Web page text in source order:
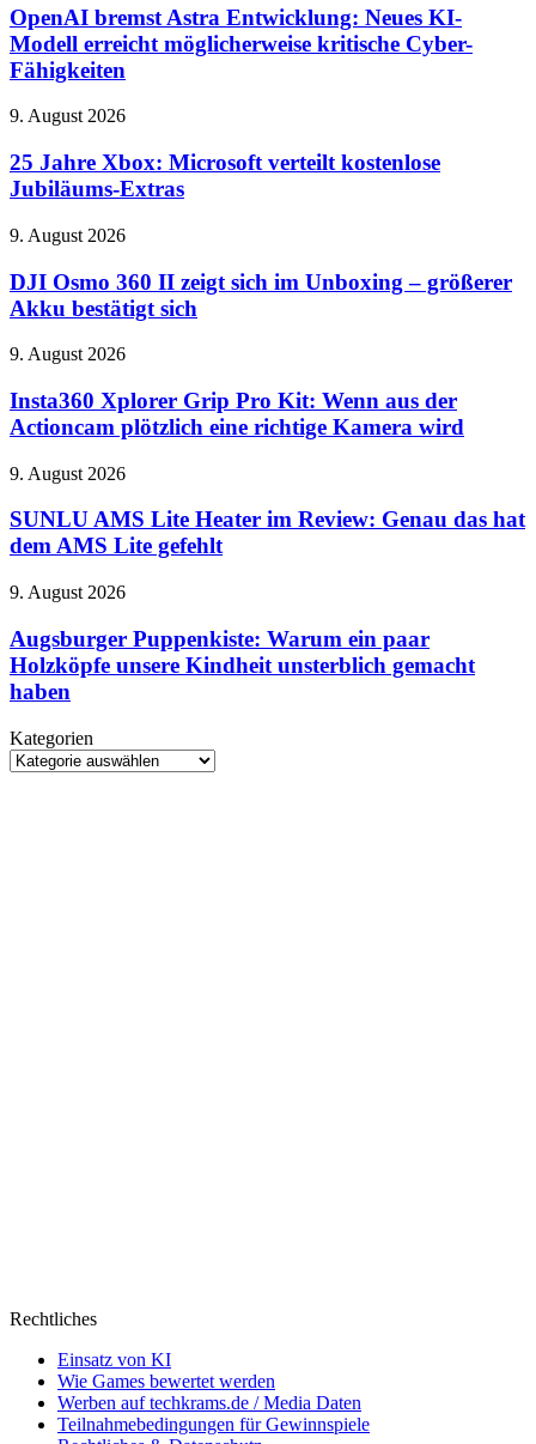
55-
Milliarden-
Deal
abgeschlossen
Astra
Entwicklung:
Neues
KI-
erreicht
kritische
Cyber-
OpenAI bremst Astra Entwicklung: Neues KI-
Modell erreicht möglicherweise kritische Cyber-
Fähigkeiten
25
Xbox:
Microsoft
verteilt
Jubiläums-
9. August 2026
25 Jahre Xbox: Microsoft verteilt kostenlose
Jubiläums-Extras
DJI
360
II
zeigt
im
–
größerer
bestätigt
9. August 2026
DJI Osmo 360 II zeigt sich im Unboxing – größerer
Akku bestätigt sich
Insta360
Grip
Pro
Kit:
aus
Actioncam
plötzlich
richtige
wird
9. August 2026
Insta360 Xplorer Grip Pro Kit: Wenn aus der
Actioncam plötzlich eine richtige Kamera wird
SUNLU
Lite
Heater
im
Genau
hat
dem
AMS
gefehlt
9. August 2026
SUNLU AMS Lite Heater im Review: Genau das hat
dem AMS Lite gefehlt
Augsburger
Warum
ein
paar
Holzköpfe
Kindheit
unsterblich
9. August 2026
Augsburger Puppenkiste: Warum ein paar
Holzköpfe unsere Kindheit unsterblich gemacht
haben
Kategorien
Kategorien
Rechtliches
Einsatz von KI
Wie Games bewertet werden
Werben auf techkrams.de / Media Daten
Teilnahmebedingungen für Gewinnspiele